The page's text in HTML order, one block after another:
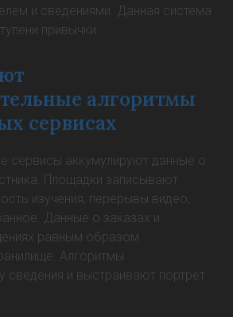
и сведениями. Данная система
привычки.
алгоритмы
сервисах
сервисы аккумулируют данные о
Площадки записывают
изучения, перерывы видео,
Данные о заказах и
равным образом
Алгоритмы
сведения и выстраивают портрет